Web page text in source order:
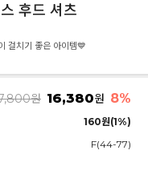
후드 셔츠
걸치기 좋은 아이템💙
원 16,380원 8%
160원(1%)
F(44-77)